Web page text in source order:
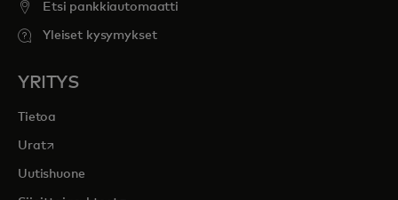
Etsi pankkiautomaatti
Yleiset kysymykset
YRITYS
Tietoa
Uratopens in a new tab
Uutishuone